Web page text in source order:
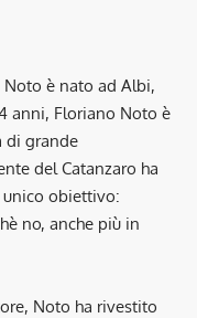
Noto è nato ad Albi,
anni, Floriano Noto è
di grande
del Catanzaro ha
unico obiettivo:
no, anche più in
Noto ha rivestito